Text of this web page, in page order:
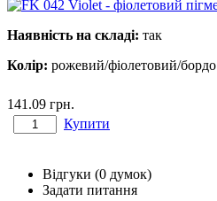
Наявність на складі: так
Колір: рожевий/фіолетовий/бордо
141.09 грн.
Купити
Відгуки (0 думок)
Задати питання